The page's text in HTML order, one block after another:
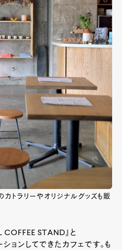
カトラリーやオリジナルグッズも販
STAND』と
ョンしてできたカフェです。も